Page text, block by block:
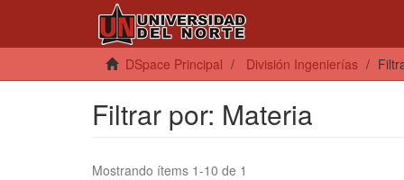
DSpace Principal División Ingenierías
Filtrar por: Materia
Mostrando ítems 1-10 de 1